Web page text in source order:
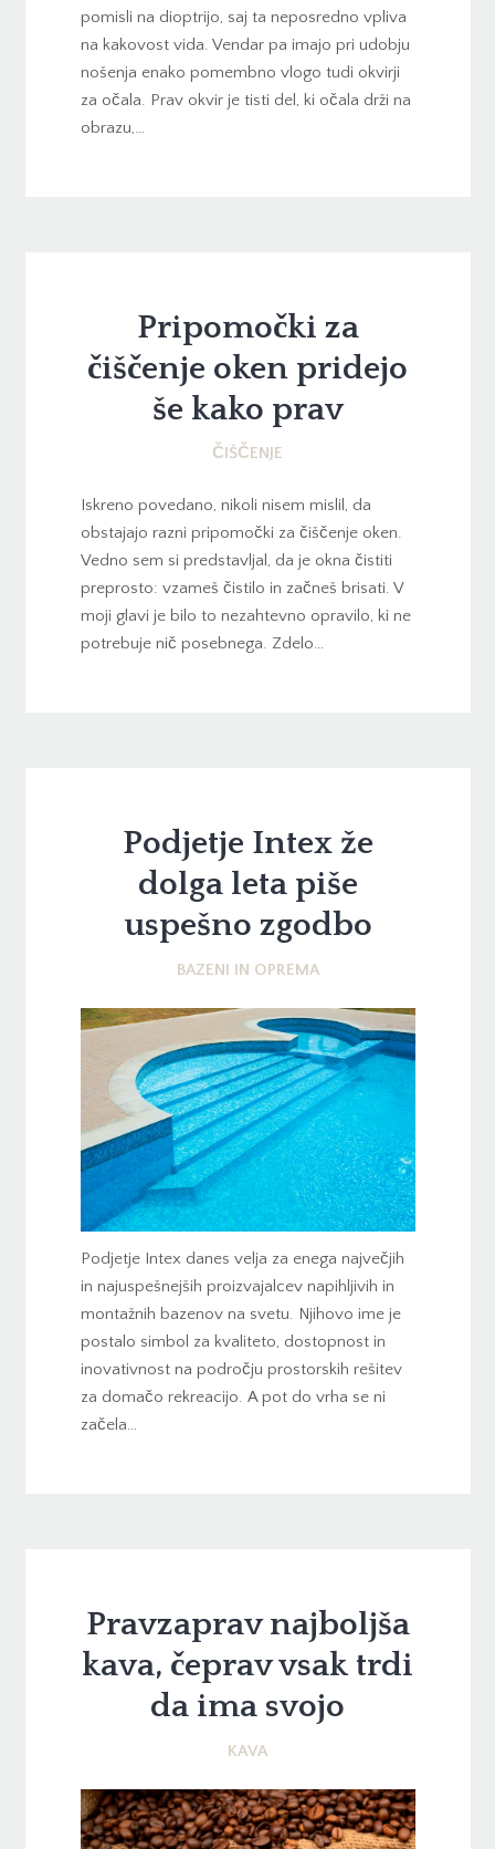
pomisli na dioptrijo, saj ta neposredno vpliva
na kakovost vida. Vendar pa imajo pri udobju
nošenja enako pomembno vlogo tudi okvirji
za očala. Prav okvir je tisti del, ki očala drži na
obrazu,…
Pripomočki za
čiščenje oken pridejo
še kako prav
ČIŠČENJE
Iskreno povedano, nikoli nisem mislil, da
obstajajo razni pripomočki za čiščenje oken.
Vedno sem si predstavljal, da je okna čistiti
preprosto: vzameš čistilo in začneš brisati. V
moji glavi je bilo to nezahtevno opravilo, ki ne
potrebuje nič posebnega. Zdelo…
Podjetje Intex že
dolga leta piše
uspešno zgodbo
BAZENI IN OPREMA
Podjetje Intex danes velja za enega največjih
in najuspešnejših proizvajalcev napihljivih in
montažnih bazenov na svetu. Njihovo ime je
postalo simbol za kvaliteto, dostopnost in
inovativnost na področju prostorskih rešitev
za domačo rekreacijo. A pot do vrha se ni
začela…
Pravzaprav najboljša
kava, čeprav vsak trdi
da ima svojo
KAVA